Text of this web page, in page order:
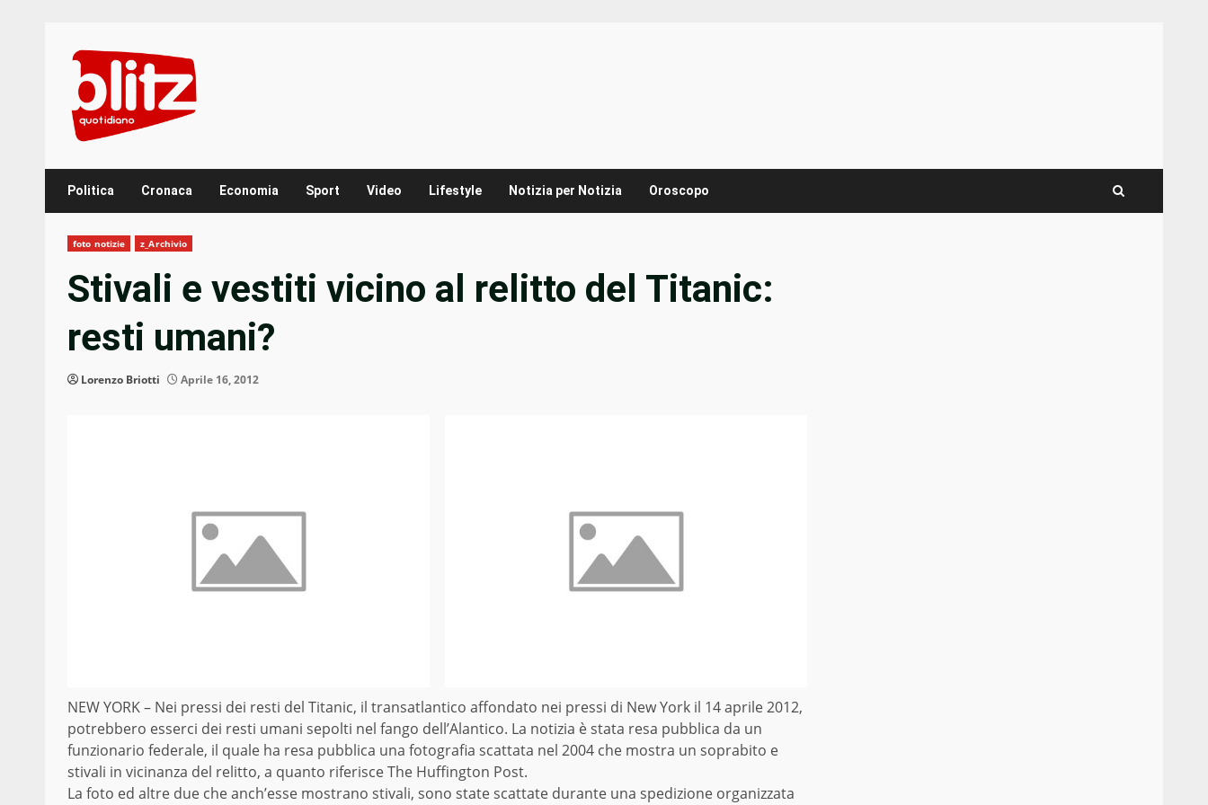
content
Politica Cronaca Economia Sport Video Lifestyle Notizia per Notizia Oroscopo
foto notizie z_Archivio
Stivali e vestiti vicino al relitto del Titanic:
resti umani?
Lorenzo Briotti Aprile 16, 2012
NEW YORK – Nei pressi dei resti del Titanic, il transatlantico affondato nei pressi di New York il 14 aprile 2012,
potrebbero esserci dei resti umani sepolti nel fango dell’Alantico. La notizia è stata resa pubblica da un
funzionario federale, il quale ha resa pubblica una fotografia scattata nel 2004 che mostra un soprabito e
stivali in vicinanza del relitto, a quanto riferisce The Huffington Post.
La foto ed altre due che anch’esse mostrano stivali, sono state scattate durante una spedizione organizzata